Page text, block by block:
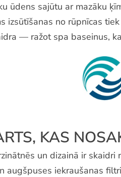
ūdens sajūtu ar mazāku
no rūpnīcas
— ražot spa baseinus,
KAS
un dizainā ir
augšpuses iekraušanas